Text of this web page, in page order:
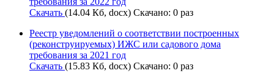
Скачать (14.04 Кб, docx) Скачано: 0 раз
Реестр уведомлений о соответствии построенных
(реконструируемых) ИЖС или садового дома
требования за 2021 год
Скачать (15.83 Кб, docx) Скачано: 0 раз